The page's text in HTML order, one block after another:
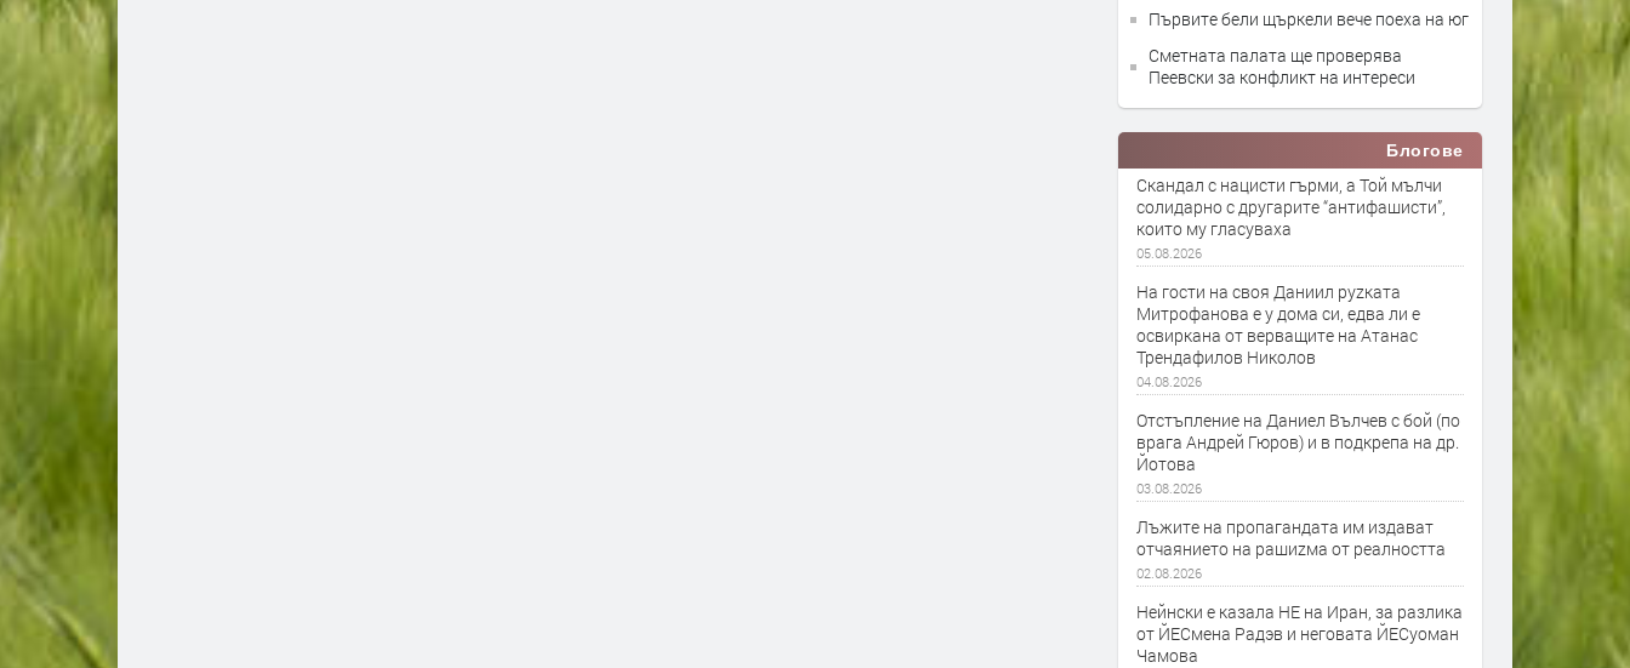
Първите бели щъркели вече поеха на юг
Сметната палата ще провeрява
Пеевски за конфликт на интереси
Блогове
Скандал с нацисти гърми, а Той мълчи
солидарно с другарите “антифашисти”,
които му гласуваха
05.08.2026
На гости на своя Даниил руzката
Митрофанова е у дома си, едва ли е
освиркана от верващите на Атанас
Трендафилов Николов
04.08.2026
Отстъпление на Даниел Вълчев с бой (по
врага Андрей Гюров) и в подкрепа на др.
Йотова
03.08.2026
Лъжите на пропагандата им издават
отчаянието на рашиzма от реалността
02.08.2026
Нейнски е казала НЕ на Иран, за разлика
от ЙЕСмена Радэв и неговата ЙЕСуоман
Чамова